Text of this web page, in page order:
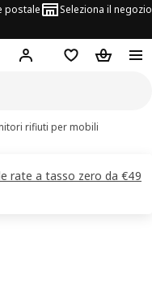
postale Seleziona il negozio
Hej! AccediLista deiCarrello
rifiuti per mobili
rate a tasso zero da €49